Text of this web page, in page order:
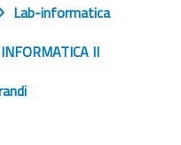
Lab-informatica
II